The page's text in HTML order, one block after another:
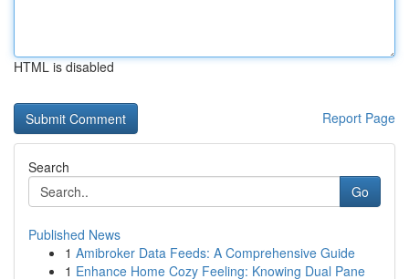
HTML is disabled
Report Page
Search
Go
Published News
1 Amibroker Data Feeds: A Comprehensive Guide
1 Enhance Home Cozy Feeling: Knowing Dual Pane